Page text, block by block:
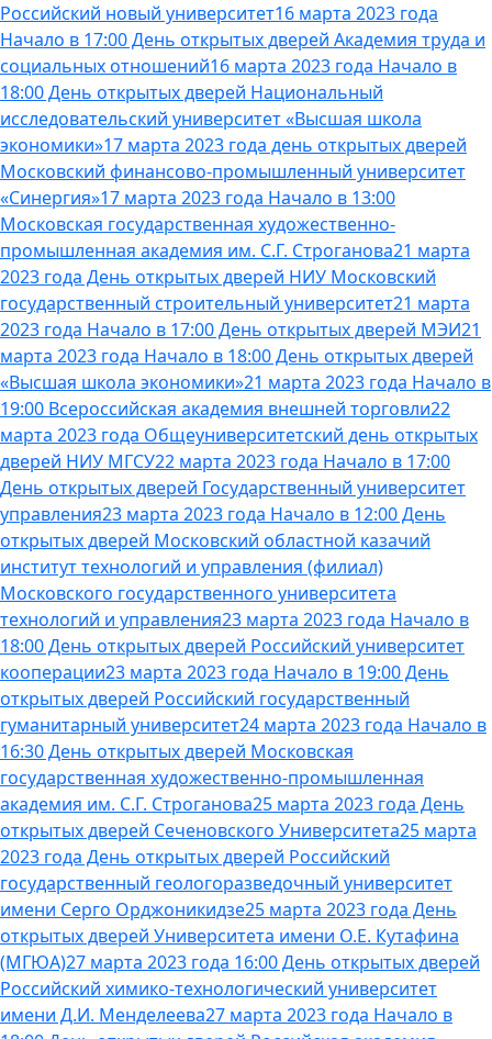
Российский новый университет16 марта 2023 года
Начало в 17:00 День открытых дверей Академия труда и
социальных отношений16 марта 2023 года Начало в
18:00 День открытых дверей Национальный
исследовательский университет «Высшая школа
экономики»17 марта 2023 года день открытых дверей
Московский финансово-промышленный университет
«Синергия»17 марта 2023 года Начало в 13:00
Московская государственная художественно-
промышленная академия им. С.Г. Строганова21 марта
2023 года День открытых дверей НИУ Московский
государственный строительный университет21 марта
2023 года Начало в 17:00 День открытых дверей МЭИ21
марта 2023 года Начало в 18:00 День открытых дверей
«Высшая школа экономики»21 марта 2023 года Начало в
19:00 Всероссийская академия внешней торговли22
марта 2023 года Общеуниверситетский день открытых
дверей НИУ МГСУ22 марта 2023 года Начало в 17:00
День открытых дверей Государственный университет
управления23 марта 2023 года Начало в 12:00 День
открытых дверей Московский областной казачий
институт технологий и управления (филиал)
Московского государственного университета
технологий и управления23 марта 2023 года Начало в
18:00 День открытых дверей Российский университет
кооперации23 марта 2023 года Начало в 19:00 День
открытых дверей Российский государственный
гуманитарный университет24 марта 2023 года Начало в
16:30 День открытых дверей Московская
государственная художественно-промышленная
академия им. С.Г. Строганова25 марта 2023 года День
открытых дверей Сеченовского Университета25 марта
2023 года День открытых дверей Российский
государственный геологоразведочный университет
имени Серго Орджоникидзе25 марта 2023 года День
открытых дверей Университета имени О.Е. Кутафина
(МГЮА)27 марта 2023 года 16:00 День открытых дверей
Российский химико-технологический университет
имени Д.И. Менделеева27 марта 2023 года Начало в